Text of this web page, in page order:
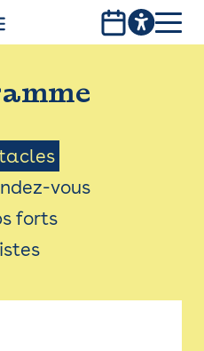
vous
forts